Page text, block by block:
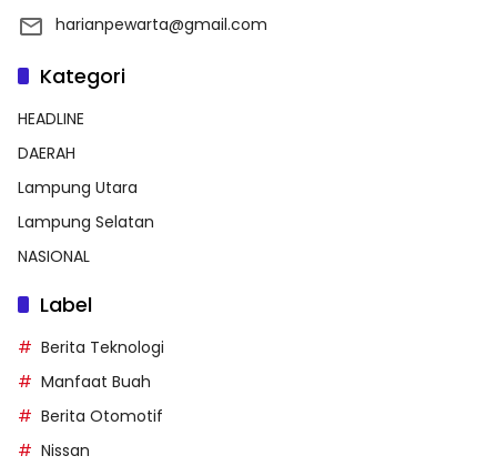
harianpewarta@gmail.com
Kategori
HEADLINE
DAERAH
Lampung Utara
Lampung Selatan
NASIONAL
Label
Berita Teknologi
Manfaat Buah
Berita Otomotif
Nissan